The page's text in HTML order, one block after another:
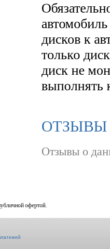
дисков к
только
диск не
выполнять
ОТЗЫВЫ
Отзывы о
офертой.